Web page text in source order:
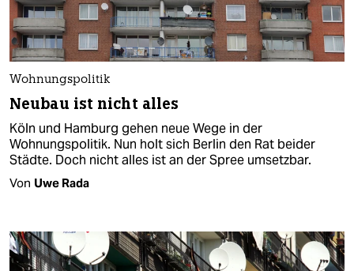
Wohnungspolitik
Neubau ist nicht alles
Köln und Hamburg gehen neue Wege in der
Wohnungspolitik. Nun holt sich Berlin den Rat beider
Städte. Doch nicht alles ist an der Spree umsetzbar.
Von Uwe Rada